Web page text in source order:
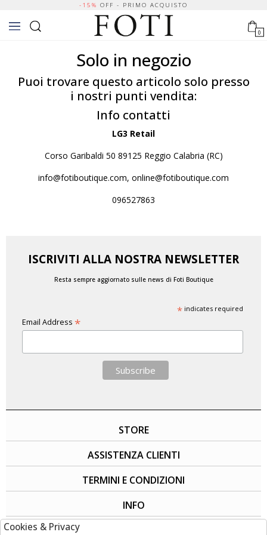
-15% OFF - PRIMO ACQUISTO
0
Solo in negozio
Puoi trovare questo articolo solo presso
i nostri punti vendita:
Info contatti
LG3 Retail
Corso Garibaldi 50 89125 Reggio Calabria (RC)
info@fotiboutique.com, online@fotiboutique.com
096527863
ISCRIVITI ALLA NOSTRA NEWSLETTER
Resta sempre aggiornato sulle news di Foti Boutique
*indicates required
Email Address *
STORE
ASSISTENZA CLIENTI
TERMINI E CONDIZIONI
INFO
Cookies & Privacy